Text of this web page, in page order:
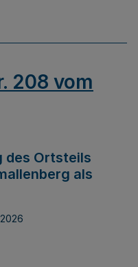
208 vom
des Ortsteils
als